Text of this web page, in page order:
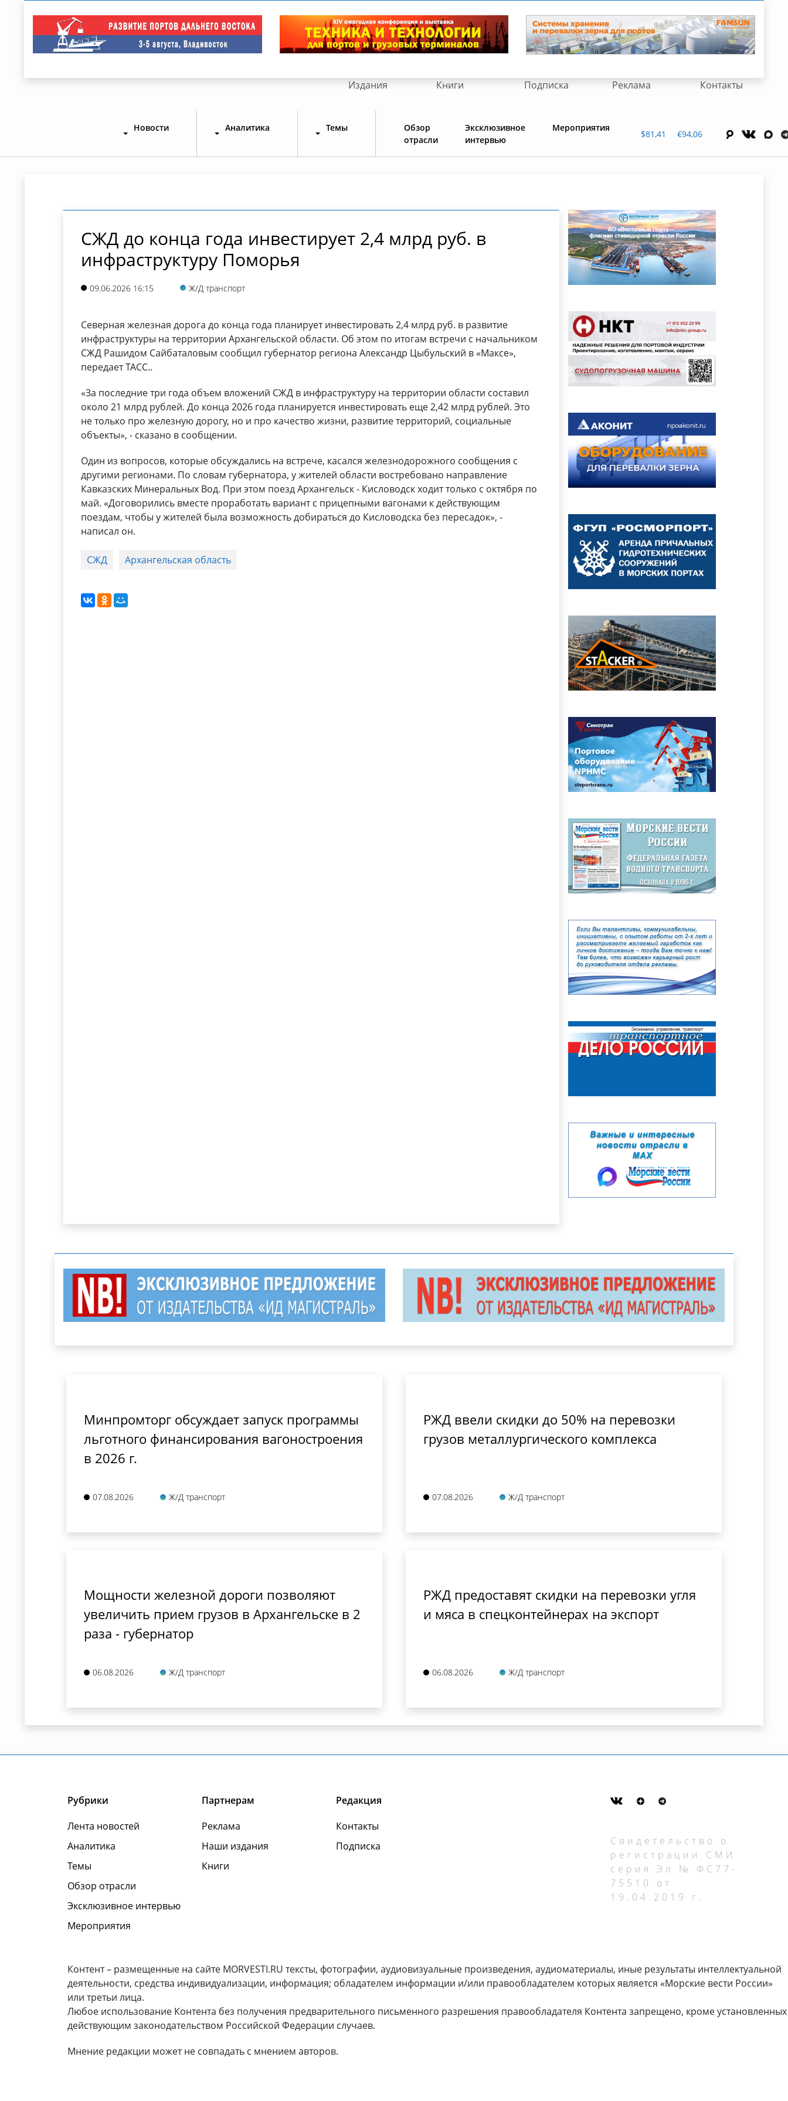
Издания Книги Подписка Реклама Контакты
Новости Аналитика Темы
Обзор
отрасли
Эксклюзивное
интервью
Мероприятия
$81,41 €94,06
СЖД до конца года инвестирует 2,4 млрд руб. в
инфраструктуру Поморья
09.06.2026 16:15 Ж/Д транспорт
Северная железная дорога до конца года планирует инвестировать 2,4 млрд руб. в развитие
инфраструктуры на территории Архангельской области. Об этом по итогам встречи с начальником
СЖД Рашидом Сайбаталовым сообщил губернатор региона Александр Цыбульский в «Максе»,
передает ТАСС..
«За последние три года объем вложений СЖД в инфраструктуру на территории области составил
около 21 млрд рублей. До конца 2026 года планируется инвестировать еще 2,42 млрд рублей. Это
не только про железную дорогу, но и про качество жизни, развитие территорий, социальные
объекты», - сказано в сообщении.
Один из вопросов, которые обсуждались на встрече, касался железнодорожного сообщения с
другими регионами. По словам губернатора, у жителей области востребовано направление
Кавказских Минеральных Вод. При этом поезд Архангельск - Кисловодск ходит только с октября по
май. «Договорились вместе проработать вариант с прицепными вагонами к действующим
поездам, чтобы у жителей была возможность добираться до Кисловодска без пересадок», -
написал он.
СЖД Архангельская область
Минпромторг обсуждает запуск программы
льготного финансирования вагоностроения
в 2026 г.
07.08.2026 Ж/Д транспорт
РЖД ввели скидки до 50% на перевозки
грузов металлургического комплекса
07.08.2026 Ж/Д транспорт
Мощности железной дороги позволяют
увеличить прием грузов в Архангельске в 2
раза - губернатор
06.08.2026 Ж/Д транспорт
РЖД предоставят скидки на перевозки угля
и мяса в спецконтейнерах на экспорт
06.08.2026 Ж/Д транспорт
Рубрики
Лента новостей
Аналитика
Темы
Обзор отрасли
Эксклюзивное интервью
Мероприятия
Партнерам
Реклама
Наши издания
Книги
Редакция
Контакты
Подписка
Свидетельство о
регистрации СМИ
серия Эл № ФС77-
75510 от
19.04.2019 г.
Контент – размещенные на сайте MORVESTI.RU тексты, фотографии, аудиовизуальные произведения, аудиоматериалы, иные результаты интеллектуальной
деятельности, средства индивидуализации, информация; обладателем информации и/или правообладателем которых является «Морские вести России»
или третьи лица.
Любое использование Контента без получения предварительного письменного разрешения правообладателя Контента запрещено, кроме установленных
действующим законодательством Российской Федерации случаев.
Мнение редакции может не совпадать с мнением авторов.